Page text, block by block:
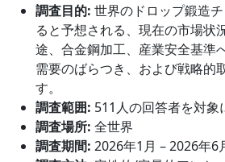
調査目的: 世界のドロップ鍛造
ると予想される、現在の市場状
途、合金鋼加工、産業安全基準
需要のばらつき、および戦略的
す。
調査範囲: 511人の回答者を対象
調査場所: 全世界
調査期間: 2026年1月 – 2026年6